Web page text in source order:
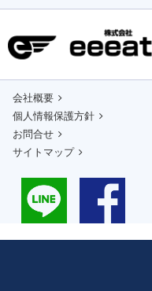
会社概要
個人情報保護方針
お問合せ
サイトマップ